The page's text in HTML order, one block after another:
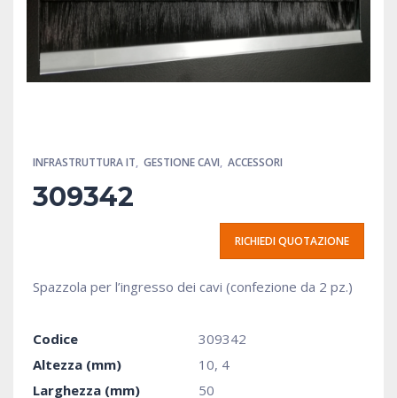
INFRASTRUTTURA IT, GESTIONE CAVI, ACCESSORI
309342
RICHIEDI QUOTAZIONE
Spazzola per l’ingresso dei cavi (confezione da 2 pz.)
Codice
309342
Altezza (mm)
10, 4
Larghezza (mm)
50